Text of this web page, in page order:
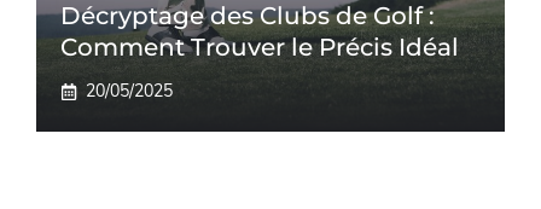
Décryptage des Clubs de Golf :
Comment Trouver le Précis Idéal
20/05/2025